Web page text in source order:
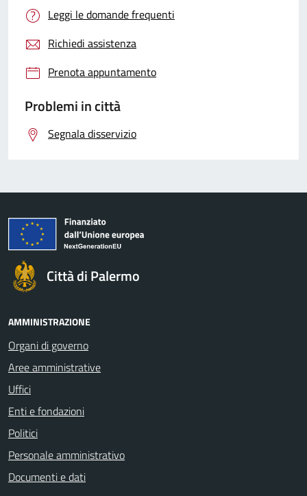
Leggi le domande frequenti
Richiedi assistenza
Prenota appuntamento
Problemi in città
Segnala disservizio
Città di Palermo
AMMINISTRAZIONE
Organi di governo
Aree amministrative
Uffici
Enti e fondazioni
Politici
Personale amministrativo
Documenti e dati